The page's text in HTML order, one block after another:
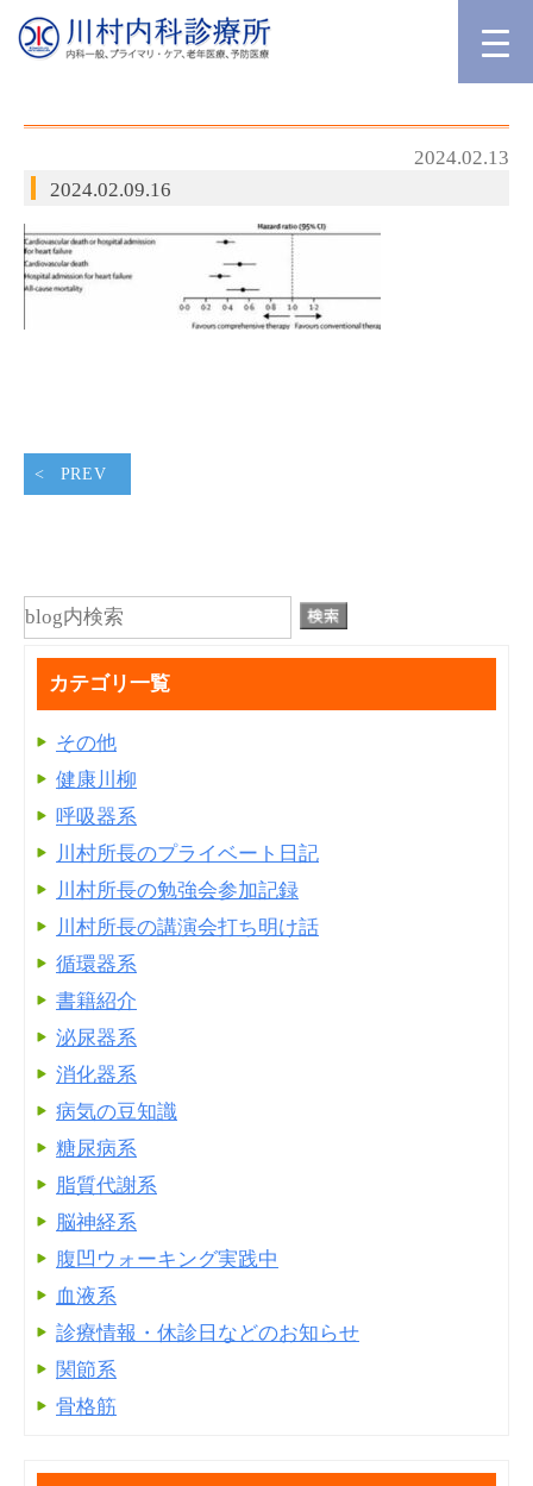
2024.02.13
2024.02.09.16
PREV
カテゴリ一覧
その他
健康川柳
呼吸器系
川村所長のプライベート日記
川村所長の勉強会参加記録
川村所長の講演会打ち明け話
循環器系
書籍紹介
泌尿器系
消化器系
病気の豆知識
糖尿病系
脂質代謝系
脳神経系
腹凹ウォーキング実践中
血液系
診療情報・休診日などのお知らせ
関節系
骨格筋